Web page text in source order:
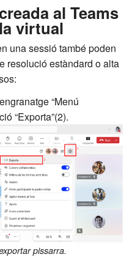
al Teams
virtual
una sessió també poden
resolució estàndard o alta
“Menú
“Exporta”(2).
pissarra.